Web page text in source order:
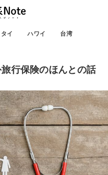
タイ ハワイ 台湾
行保険のほんとの話